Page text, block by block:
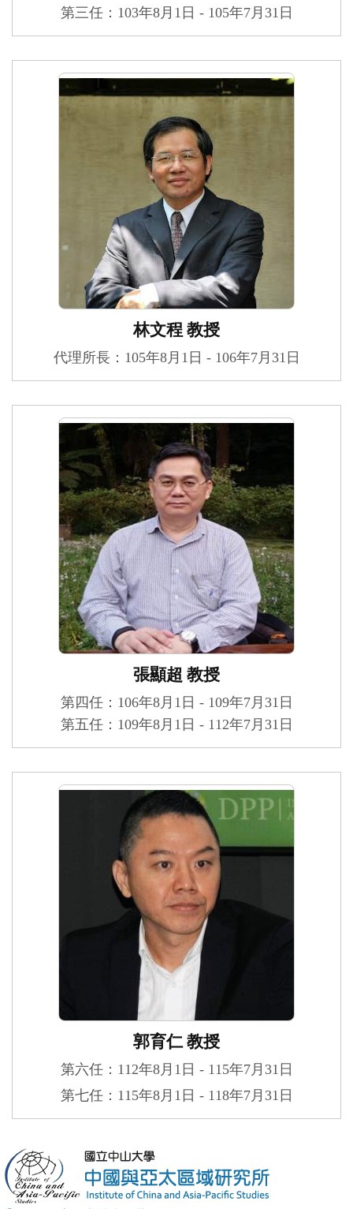
第三任：103年8月1日 - 105年7月31日
林文程 教授
代理所長：105年8月1日 - 106年7月31日
張顯超 教授
第四任：106年8月1日 - 109年7月31日
第五任：109年8月1日 - 112年7月31日
郭育仁 教授
第六任：112年8月1日 - 115年7月31日
第七任：115年8月1日 - 118年7月31日